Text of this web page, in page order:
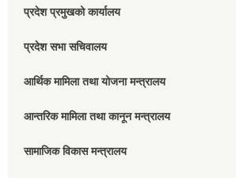
प्रदेश प्रमुखको कार्यालय
प्रदेश सभा सचिवालय
आर्थिक मामिला तथा योजना मन्त्रालय
आन्तरिक मामिला तथा कानून मन्त्रालय
सामाजिक विकास मन्त्रालय